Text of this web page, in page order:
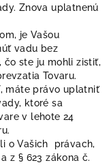
Znova uplatnenú
je Vašou
vadu bez
ste ju mohli zistiť,
Tovaru.
máte právo uplatniť
ktoré sa
v lehote 24
o Vašich právach,
z § 623 zákona č.